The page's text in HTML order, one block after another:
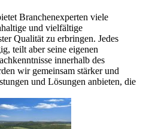
Branchenexperten viele
und vielfältige
Qualität zu erbringen. Jedes
teilt aber seine eigenen
innerhalb des
wir gemeinsam stärker und
und Lösungen anbieten, die